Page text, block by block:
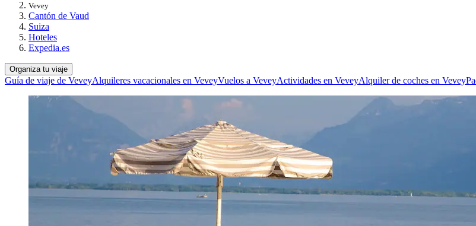
Vevey
Cantón de Vaud
Suiza
Hoteles
Expedia.es
Organiza tu viaje
Guía de viaje de VeveyAlquileres vacacionales en VeveyVuelos a VeveyActividades en VeveyAlquiler de coches en Vevey